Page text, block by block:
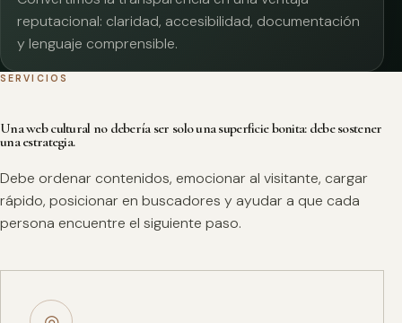
reputacional: claridad, accesibilidad, documentación
y lenguaje comprensible.
SERVICIOS
Una web cultural no debería ser solo una superficie bonita: debe sostener
una estrategia.
Debe ordenar contenidos, emocionar al visitante, cargar
rápido, posicionar en buscadores y ayudar a que cada
persona encuentre el siguiente paso.